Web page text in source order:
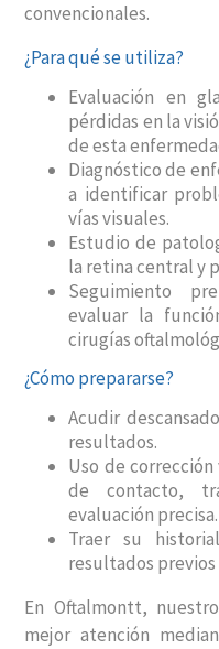
convencionales.
¿Para qué se utiliza?
Evaluación en
pérdidas en la
de esta
Diagnóstico de
a identificar
vías visuales.
Estudio de
la retina central y
Seguimiento
evaluar la
cirugías
¿Cómo prepararse?
Acudir
resultados.
Uso de
de contacto,
evaluación precisa.
Traer su
resultados previos
En Oftalmontt,
mejor atención